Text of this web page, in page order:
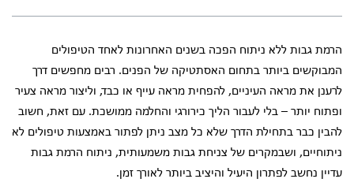
הרמת גבות ללא ניתוח הפכה בשנים האחרונות לאחד הטיפולים
המבוקשים ביותר בתחום האסתטיקה של הפנים. רבים מחפשים דרך
לרענן את מראה העיניים, להפחית מראה עייף או כבד, וליצור מראה צעיר
ופתוח יותר – בלי לעבור הליך כירורגי והחלמה ממושכת. עם זאת, חשוב
להבין כבר בתחילת הדרך שלא כל מצב ניתן לפתור באמצעות טיפולים לא
ניתוחיים, ושבמקרים של צניחת גבות משמעותית, ניתוח הרמת גבות
עדיין נחשב לפתרון היעיל והיציב ביותר לאורך זמן.